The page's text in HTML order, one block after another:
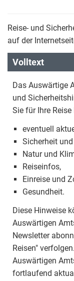
Reise- und
auf der
Volltext
Das Auswärtige
und
Sie für Ihre
eventuell
Sicherheit
Natur und
Reiseinfos,
Einreise und
Gesundheit.
Diese Hinweise
Auswärtigen
Newsletter
Reisen"
Auswärtigen
fortlaufend